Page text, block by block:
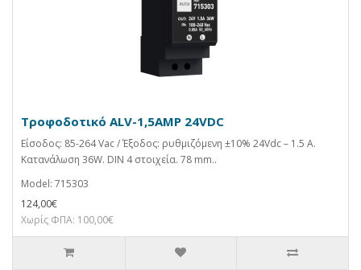
Τροφοδοτικό ALV-1,5AMP 24VDC
Είσοδος: 85-264 Vac / Έξοδος: ρυθμιζόμενη ±10% 24Vdc – 1.5 A.
Κατανάλωση 36W. DIN 4 στοιχεία. 78 mm..
Model: 715303
124,00€
Χωρίς ΦΠΑ: 100,00€